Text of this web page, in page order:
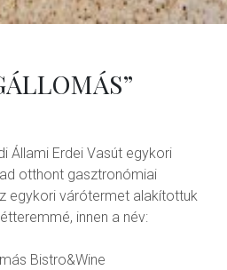
Állami Erdei Vasút egykori
otthont gasztronómiai
egykori várótermet alakítottuk
innen a név:
Bistro&Wine